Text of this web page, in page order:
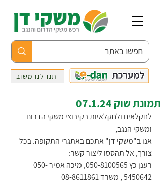
תנו לנו משוב
תמונת שוק 07.1.24
לחקלאים ולחקלאיות בקיבוצי משקי הדרום
ומשקי הנגב,
אנו ב"משקי דן" אתכם באתגרי התקופה. בכל
צורך, אל תהססו ליצור קשר:
רענן כץ 050-8100565, מיכה אמיר 050-